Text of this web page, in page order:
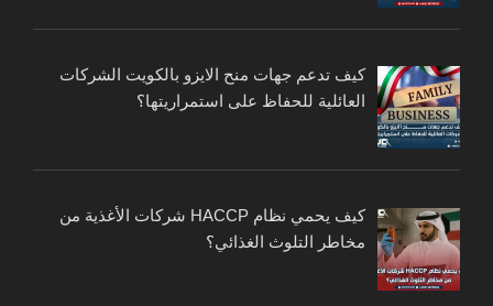
كيف تدعم جهات منح الايزو بالكويت الشركات
العائلية للحفاظ على استمراريتها؟
كيف يحمي نظام HACCP شركات الأغذية من
مخاطر التلوث الغذائي؟